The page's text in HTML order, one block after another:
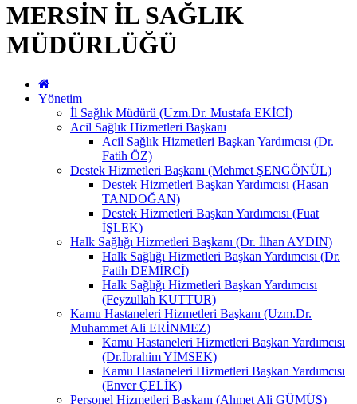
MERSİN İL SAĞLIK
MÜDÜRLÜĞÜ
Yönetim
İl Sağlık Müdürü (Uzm.Dr. Mustafa EKİCİ)
Acil Sağlık Hizmetleri Başkanı
Acil Sağlık Hizmetleri Başkan Yardımcısı (Dr.
Fatih ÖZ)
Destek Hizmetleri Başkanı (Mehmet ŞENGÖNÜL)
Destek Hizmetleri Başkan Yardımcısı (Hasan
TANDOĞAN)
Destek Hizmetleri Başkan Yardımcısı (Fuat
İŞLEK)
Halk Sağlığı Hizmetleri Başkanı (Dr. İlhan AYDIN)
Halk Sağlığı Hizmetleri Başkan Yardımcısı (Dr.
Fatih DEMİRCİ)
Halk Sağlığı Hizmetleri Başkan Yardımcısı
(Feyzullah KUTTUR)
Kamu Hastaneleri Hizmetleri Başkanı (Uzm.Dr.
Muhammet Ali ERİNMEZ)
Kamu Hastaneleri Hizmetleri Başkan Yardımcısı
(Dr.İbrahim YİMSEK)
Kamu Hastaneleri Hizmetleri Başkan Yardımcısı
(Enver ÇELİK)
Personel Hizmetleri Başkanı (Ahmet Ali GÜMÜŞ)